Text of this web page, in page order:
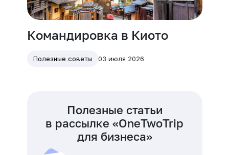
Командировка в Киото
Полезные советы 03 июля 2026
Полезные статьи
в рассылке «OneTwoTrip
для бизнеса»